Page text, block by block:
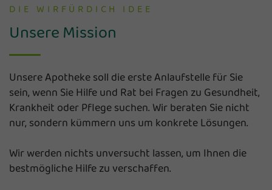
DIE WIRFÜRDICH IDEE
Unsere Mission
Unsere Apotheke soll die erste Anlaufstelle für Sie
sein, wenn Sie Hilfe und Rat bei Fragen zu Gesundheit,
Krankheit oder Pflege suchen. Wir beraten Sie nicht
nur, sondern kümmern uns um konkrete Lösungen.
Wir werden nichts unversucht lassen, um Ihnen die
bestmögliche Hilfe zu verschaffen.